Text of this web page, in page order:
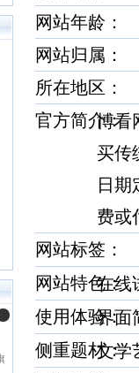
纵横
纵横
百度
网站年龄：
网站归属：
所在地区
官方简介
博看
买传
日
费
网站标签
网站特色
在
使用体验
界
侧重题材
文